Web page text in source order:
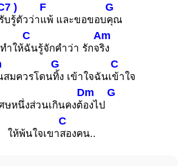
)
รับรู้ตัวว่า
F
แพ้ และขอขอบ
G
คุณ
ำให้
C
ฉันรู้จักคำว่า รักจ
Am
ริง
สมควรโดน
G
ทิ้ง เข้าใจฉันเ
C
ข้าใจ
ษหนึ่งส่วนเกินคงต้
Dm
องไป
G
ให้พ้นใจเขา
C
สองคน..